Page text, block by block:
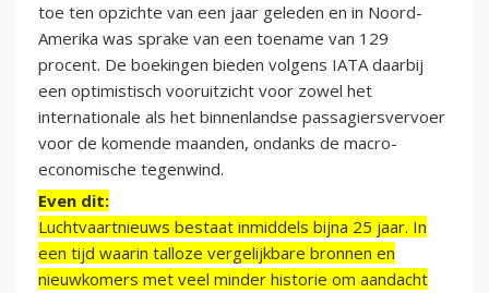
toe ten opzichte van een jaar geleden en in Noord-
Amerika was sprake van een toename van 129
procent. De boekingen bieden volgens IATA daarbij
een optimistisch vooruitzicht voor zowel het
internationale als het binnenlandse passagiersvervoer
voor de komende maanden, ondanks de macro-
economische tegenwind.
Even dit:
Luchtvaartnieuws bestaat inmiddels bijna 25 jaar. In
een tijd waarin talloze vergelijkbare bronnen en
nieuwkomers met veel minder historie om aandacht